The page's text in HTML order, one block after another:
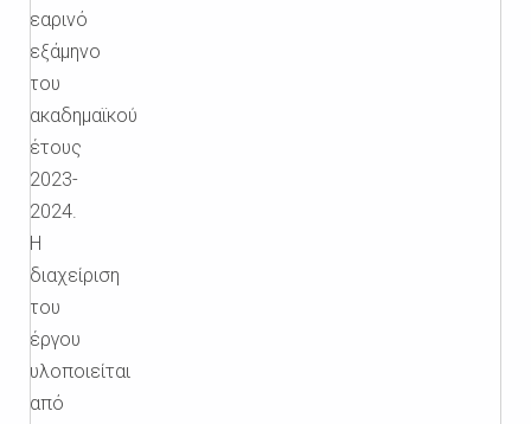
εαρινό
εξάμηνο
του
ακαδημαϊκού
έτους
2023-
2024.
Η
διαχείριση
του
έργου
υλοποιείται
από